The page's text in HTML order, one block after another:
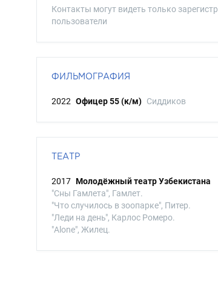
Контакты могут видеть только
пользователи
ФИЛЬМОГРАФИЯ
2022 Офицер 55 (к/м) Сиддиков
ТЕАТР
2017 Молодёжный театр Узбекистана
"Сны Гамлета", Гамлет.
"Что случилось в зоопарке", Питер.
"Леди на день", Карлос Ромеро.
"Alone", Жилец.